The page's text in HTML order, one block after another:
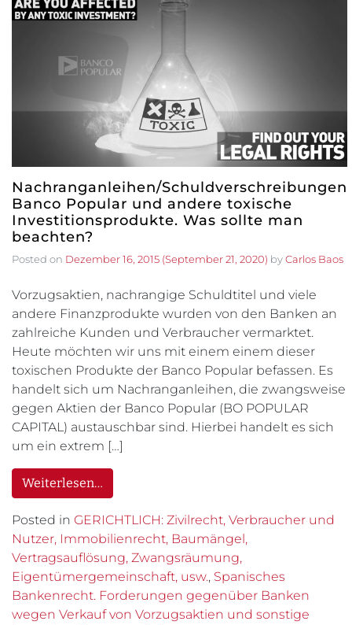
Nachranganleihen/Schuldverschreibungen
Banco Popular und andere toxische
Investitionsprodukte. Was sollte man
beachten?
Posted on Dezember 16, 2015 (September 21, 2020) byCarlos Baos
Vorzugsaktien, nachrangige Schuldtitel und viele
andere Finanzprodukte wurden von den Banken an
zahlreiche Kunden und Verbraucher vermarktet.
Heute möchten wir uns mit einem einem dieser
toxischen Produkte der Banco Popular befassen. Es
handelt sich um Nachranganleihen, die zwangsweise
gegen Aktien der Banco Popular (BO POPULAR
CAPITAL) austauschbar sind. Hierbei handelt es sich
um ein extrem […]
Weiterlesen…
Posted in GERICHTLICH: Zivilrecht, Verbraucher und
Nutzer, Immobilienrecht, Baumängel,
Vertragsauflösung, Zwangsräumung,
Eigentümergemeinschaft, usw., Spanisches
Bankenrecht. Forderungen gegenüber Banken
wegen Verkauf von Vorzugsaktien und sonstige